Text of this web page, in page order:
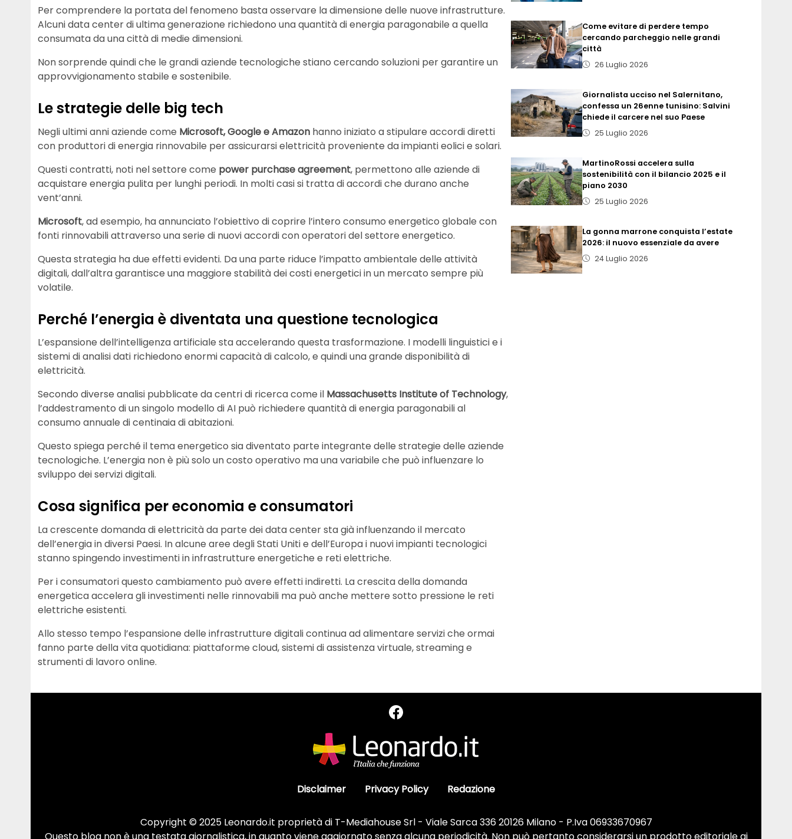
Per comprendere la portata del fenomeno basta osservare la dimensione delle nuove infrastrutture.
Alcuni data center di ultima generazione richiedono una quantità di energia paragonabile a quella
consumata da una città di medie dimensioni.
Non sorprende quindi che le grandi aziende tecnologiche stiano cercando soluzioni per garantire un
approvvigionamento stabile e sostenibile.
Le strategie delle big tech
Negli ultimi anni aziende come Microsoft, Google e Amazon hanno iniziato a stipulare accordi diretti
con produttori di energia rinnovabile per assicurarsi elettricità proveniente da impianti eolici e solari.
Questi contratti, noti nel settore come power purchase agreement, permettono alle aziende di
acquistare energia pulita per lunghi periodi. In molti casi si tratta di accordi che durano anche
vent’anni.
Microsoft, ad esempio, ha annunciato l’obiettivo di coprire l’intero consumo energetico globale con
fonti rinnovabili attraverso una serie di nuovi accordi con operatori del settore energetico.
Questa strategia ha due effetti evidenti. Da una parte riduce l’impatto ambientale delle attività
digitali, dall’altra garantisce una maggiore stabilità dei costi energetici in un mercato sempre più
volatile.
Perché l’energia è diventata una questione tecnologica
L’espansione dell’intelligenza artificiale sta accelerando questa trasformazione. I modelli linguistici e i
sistemi di analisi dati richiedono enormi capacità di calcolo, e quindi una grande disponibilità di
elettricità.
Secondo diverse analisi pubblicate da centri di ricerca come il Massachusetts Institute of Technology,
l’addestramento di un singolo modello di AI può richiedere quantità di energia paragonabili al
consumo annuale di centinaia di abitazioni.
Questo spiega perché il tema energetico sia diventato parte integrante delle strategie delle aziende
tecnologiche. L’energia non è più solo un costo operativo ma una variabile che può influenzare lo
sviluppo dei servizi digitali.
Cosa significa per economia e consumatori
La crescente domanda di elettricità da parte dei data center sta già influenzando il mercato
dell’energia in diversi Paesi. In alcune aree degli Stati Uniti e dell’Europa i nuovi impianti tecnologici
stanno spingendo investimenti in infrastrutture energetiche e reti elettriche.
Per i consumatori questo cambiamento può avere effetti indiretti. La crescita della domanda
energetica accelera gli investimenti nelle rinnovabili ma può anche mettere sotto pressione le reti
elettriche esistenti.
Allo stesso tempo l’espansione delle infrastrutture digitali continua ad alimentare servizi che ormai
fanno parte della vita quotidiana: piattaforme cloud, sistemi di assistenza virtuale, streaming e
strumenti di lavoro online.
Come evitare di perdere tempo
cercando parcheggio nelle grandi
città
26 Luglio 2026
Giornalista ucciso nel Salernitano,
confessa un 26enne tunisino: Salvini
chiede il carcere nel suo Paese
25 Luglio 2026
MartinoRossi accelera sulla
sostenibilità con il bilancio 2025 e il
piano 2030
25 Luglio 2026
La gonna marrone conquista l’estate
2026: il nuovo essenziale da avere
24 Luglio 2026
Disclaimer Privacy Policy Redazione
Copyright © 2025 Leonardo.it proprietà di T-Mediahouse Srl - Viale Sarca 336 20126 Milano - P.Iva 06933670967